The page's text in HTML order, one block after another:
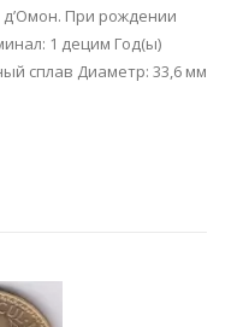
При рождении
1 децим Год(ы)
сплав Диаметр: 33,6 мм